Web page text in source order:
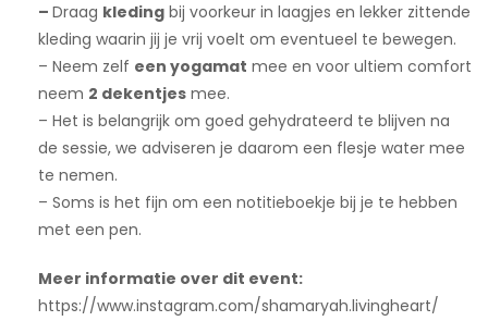
– Draag kleding bij voorkeur in laagjes en lekker zittende
kleding waarin jij je vrij voelt om eventueel te bewegen.
– Neem zelf een yogamat mee en voor ultiem comfort
neem 2 dekentjes mee.
– Het is belangrijk om goed gehydrateerd te blijven na
de sessie, we adviseren je daarom een flesje water mee
te nemen.
– Soms is het fijn om een notitieboekje bij je te hebben
met een pen.
Meer informatie over dit event:
https://www.instagram.com/shamaryah.livingheart/